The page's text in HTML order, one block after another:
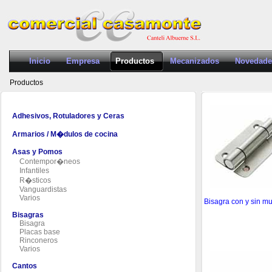
Inicio Empresa Productos Mecanizados
Productos
Adhesivos, Rotuladores y Ceras
Armarios / M�dulos de cocina
Asas y Pomos
Contempor�neos
Infantiles
R�sticos
Vanguardistas
Varios
Bisagras
Bisagra
Placas base
Rinconeros
Varios
Cantos
Bisagra con y sin